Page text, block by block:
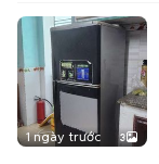
1 ngày trước 3